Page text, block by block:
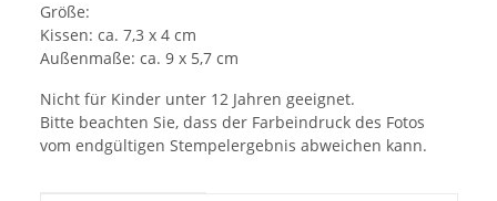
Größe:
Kissen: ca. 7,3 x 4 cm
Außenmaße: ca. 9 x 5,7 cm
Nicht für Kinder unter 12 Jahren geeignet.
Bitte beachten Sie, dass der Farbeindruck des Fotos
vom endgültigen Stempelergebnis abweichen kann.